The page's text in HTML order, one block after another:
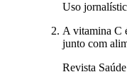
Uso
A vitamina C
junto com
Revista